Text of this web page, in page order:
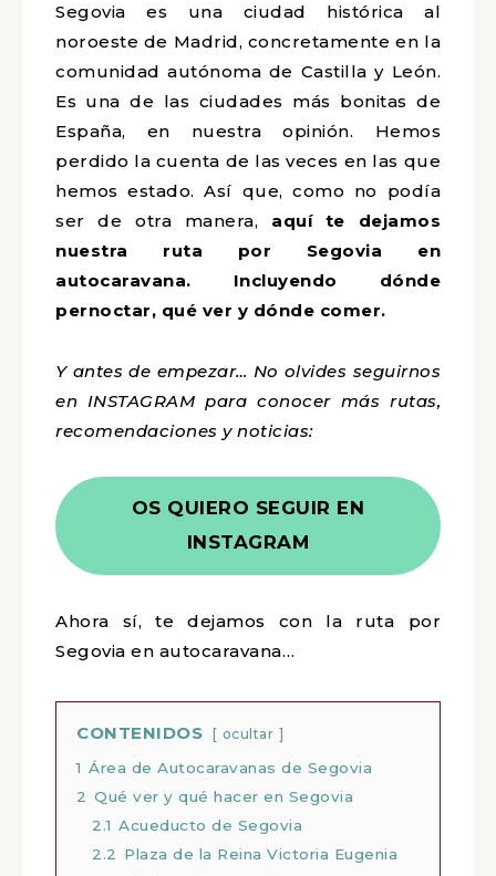
Segovia es una ciudad histórica al
noroeste de Madrid, concretamente en la
comunidad autónoma de Castilla y León.
Es una de las ciudades más bonitas de
España, en nuestra opinión. Hemos
perdido la cuenta de las veces en las que
hemos estado. Así que, como no podía
ser de otra manera, aquí te dejamos
nuestra ruta por Segovia en
autocaravana. Incluyendo dónde
pernoctar, qué ver y dónde comer.
Y antes de empezar… No olvides seguirnos
en INSTAGRAM para conocer más rutas,
recomendaciones y noticias:
OS QUIERO SEGUIR EN
INSTAGRAM
Ahora sí, te dejamos con la ruta por
Segovia en autocaravana…
CONTENIDOS ocultar
1 Área de Autocaravanas de Segovia
2 Qué ver y qué hacer en Segovia
2.1 Acueducto de Segovia
2.2
Plaza de la Reina Victoria Eugenia